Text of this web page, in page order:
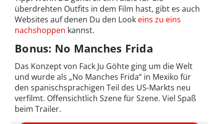
überdrehten Outfits in dem Film hast, gibt es auch
Websites auf denen Du den Look eins zu eins
nachshoppen kannst.
Bonus: No Manches Frida
Das Konzept von Fack Ju Göhte ging um die Welt
und wurde als „No Manches Frida“ in Mexiko für
den spanischsprachigen Teil des US-Markts neu
verfilmt. Offensichtlich Szene für Szene. Viel Spaß
beim Trailer.